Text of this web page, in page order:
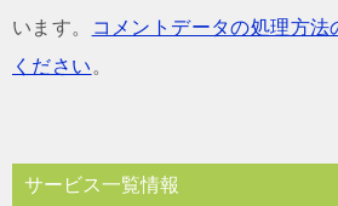
います。
コメントデータの処理方
ください 。
サービス一覧情報